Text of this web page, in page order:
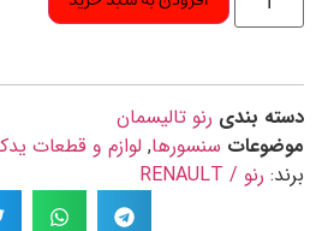
بندی رنو تالیسمان
سنسورها,لوازم و قطعات یدکی
رنو / RENAULT